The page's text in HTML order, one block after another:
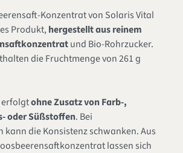
Konzentrat von Solaris Vital
Produkt, hergestellt aus reinem
und Bio-Rohrzucker.
die Fruchtmenge von 261 g
erfolgtohne Zusatz von Farb-,
oder Süßstoffen. Bei
die Konsistenz schwanken. Aus
lassen sich